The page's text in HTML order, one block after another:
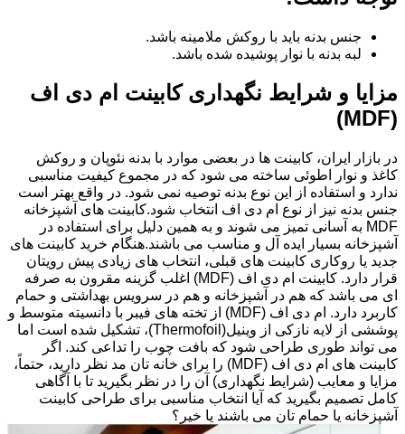
جنس بدنه باید با روکش ملامینه باشد.
لبه بدنه با نوار پوشیده شده باشد.
مزایا و شرایط نگهداری کابینت ام دی اف
(MDF)
در بازار ایران، کابینت ها در بعضی موارد با بدنه نئوپان و روکش
کاغذ و نوار اطوئی ساخته می شود که در مجموع کیفیت مناسبی
ندارد و استفاده از این نوع بدنه توصیه نمی شود. در واقع بهتر است
جنس بدنه نیز از نوع ام دی اف انتخاب شود.کابینت های آشپزخانه
MDF به آسانی تمیز می شوند و به همین دلیل برای استفاده در
آشپزخانه بسیار ایده آل و مناسب می باشند.هنگام خرید کابینت های
جدید یا روکاری کابینت های قبلی، انتخاب های زیادی پیش رویتان
قرار دارد. کابینت ام دی اف (MDF) اغلب گزینه مقرون به صرفه
ای می باشد که هم در آشپزخانه و هم در سرویس بهداشتی و حمام
کاربرد دارد. ام دی اف (MDF) از تخته های فیبر با دانسیته متوسط و
پوششی از لایه نازکی از وینیل(Thermofoil)، تشکیل شده است اما
می تواند طوری طراحی شود که بافت چوب را تداعی کند. اگر
کابینت های ام دی اف (MDF) را برای خانه تان مد نظر دارید، حتماً،
مزایا و معایب (شرایط نگهداری) آن را در نظر بگیرید تا با آگاهی
کامل تصمیم بگیرید که آیا انتخاب مناسبی برای طراحی کابینت
آشپزخانه یا حمام تان می باشند یا خیر؟